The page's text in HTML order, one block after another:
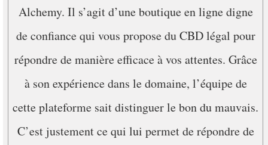
Alchemy. Il s’agit d’une boutique en ligne digne
de confiance qui vous propose du CBD légal pour
répondre de manière efficace à vos attentes. Grâce
à son expérience dans le domaine, l’équipe de
cette plateforme sait distinguer le bon du mauvais.
C’est justement ce qui lui permet de répondre de